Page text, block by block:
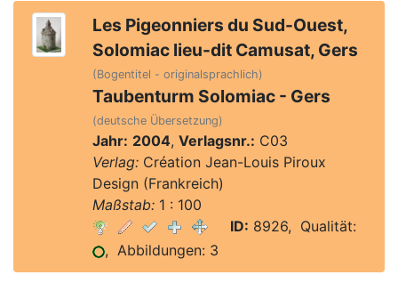
Les Pigeonniers du Sud-Ouest,
Solomiac lieu-dit Camusat, Gers
(Bogentitel - originalsprachlich)
Taubenturm Solomiac - Gers
(deutsche Übersetzung)
Jahr: 2004, Verlagsnr.: C03
Verlag:Création Jean-Louis Piroux
Design (Frankreich)
Maßstab:1 : 100
ID: 8926, Qualität:
, Abbildungen: 3